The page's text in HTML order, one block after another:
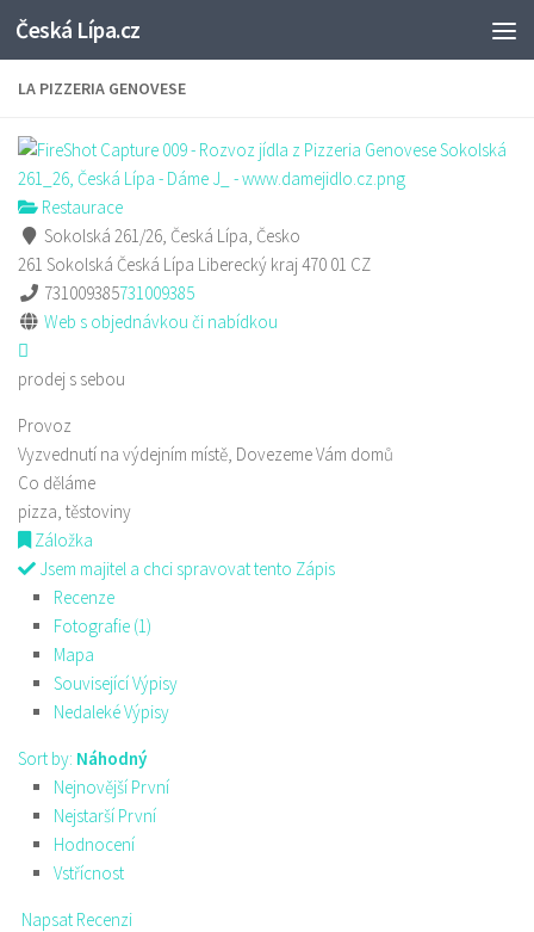
Skip to content
Česká Lípa.cz
LA PIZZERIA GENOVESE
Restaurace
Sokolská 261/26, Česká Lípa, Česko
261 Sokolská Česká Lípa Liberecký kraj470 01 CZ
731009385731009385
Web s objednávkou či nabídkou
prodej s sebou
Provoz
Vyzvednutí na výdejním místě, Dovezeme Vám domů
Co děláme
pizza, těstoviny
Záložka
Jsem majitel a chci spravovat tento Zápis
Recenze
Fotografie (1)
Mapa
Související Výpisy
Nedaleké Výpisy
Sort by: Náhodný
Nejnovější První
Nejstarší První
Hodnocení
Vstřícnost
Napsat Recenzi